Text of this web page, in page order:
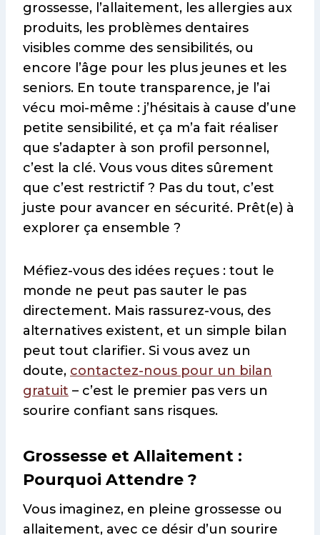
grossesse, l’allaitement, les allergies aux
produits, les problèmes dentaires
visibles comme des sensibilités, ou
encore l’âge pour les plus jeunes et les
seniors. En toute transparence, je l’ai
vécu moi-même : j’hésitais à cause d’une
petite sensibilité, et ça m’a fait réaliser
que s’adapter à son profil personnel,
c’est la clé. Vous vous dites sûrement
que c’est restrictif ? Pas du tout, c’est
juste pour avancer en sécurité. Prêt(e) à
explorer ça ensemble ?
Méfiez-vous des idées reçues : tout le
monde ne peut pas sauter le pas
directement. Mais rassurez-vous, des
alternatives existent, et un simple bilan
peut tout clarifier. Si vous avez un
doute, contactez-nous pour un bilan
gratuit – c’est le premier pas vers un
sourire confiant sans risques.
Grossesse et Allaitement :
Pourquoi Attendre ?
Vous imaginez, en pleine grossesse ou
allaitement, avec ce désir d’un sourire